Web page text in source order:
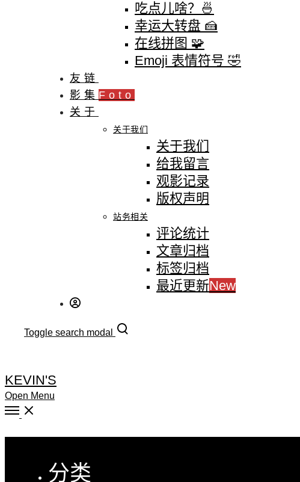
吃点儿啥？🍜
幸运大转盘 🍰
在线拼图 🧩
Emoji 表情符号 🤣
友链
影集 Foto
关于
关于我们
关于我们
给我留言
观影记录
版权声明
站务相关
评论统计
文章归档
标签归档
最近更新New
Toggle search modal
KEVIN'S
Open Menu
分类